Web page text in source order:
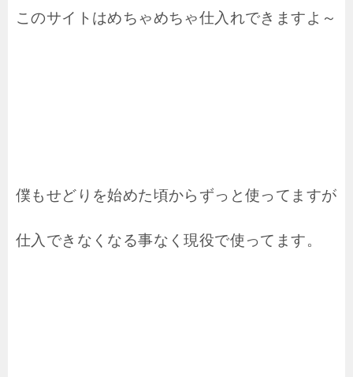
このサイトはめちゃめちゃ仕入れできますよ～
僕もせどりを始めた頃から ずっと使ってますが
仕入できなくなる事なく現役で使ってます。